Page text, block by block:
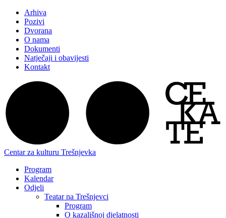
Arhiva
Pozivi
Dvorana
O nama
Dokumenti
Natječaji i obavijesti
Kontakt
Centar za kulturu Trešnjevka
Program
Kalendar
Odjeli
Teatar na Trešnjevci
Program
O kazališnoj djelatnosti